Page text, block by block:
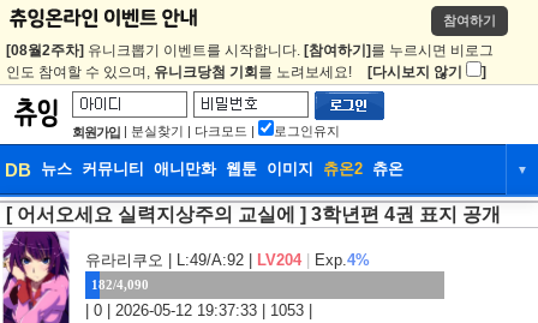
참여하기
[08월2주차] 유니크뽑기 이벤트를 시작합니다. [참여하기] 를 누르시면 비로그
인도 참여할 수 있으며, 유니크당첨 기회 를 노려보세요! [다시보지 않기 ]
회원가입 | 분실찾기 | 다크모드 | 로그인유지
DB 뉴스 커뮤니티 애니만화 웹툰 이미지 츄온2 츄온 ▼
DB 뉴스 커뮤니티 애니만화
웹툰 이미지 츄온2
[ 어서오세요 실력지상주의 교실에 ] 3학년편 4권 표지 공개
유라리쿠오 | L:49/A:92 | LV204 Exp.4%
182/4,090
| 0 | 2026-05-12 19:37:33 | 1053 |